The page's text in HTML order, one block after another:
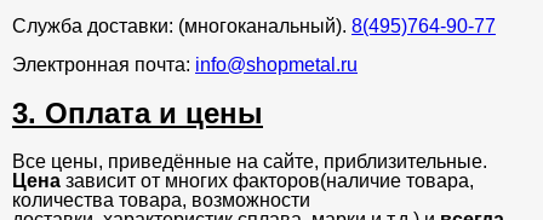
Служба доставки: (многоканальный). 8(495)764-90-77
Электронная почта: info@shopmetal.ru
3. Оплата и цены
Все цены, приведённые на сайте, приблизительные.
Цена зависит от многих факторов(наличие товара,
количества товара, возможности